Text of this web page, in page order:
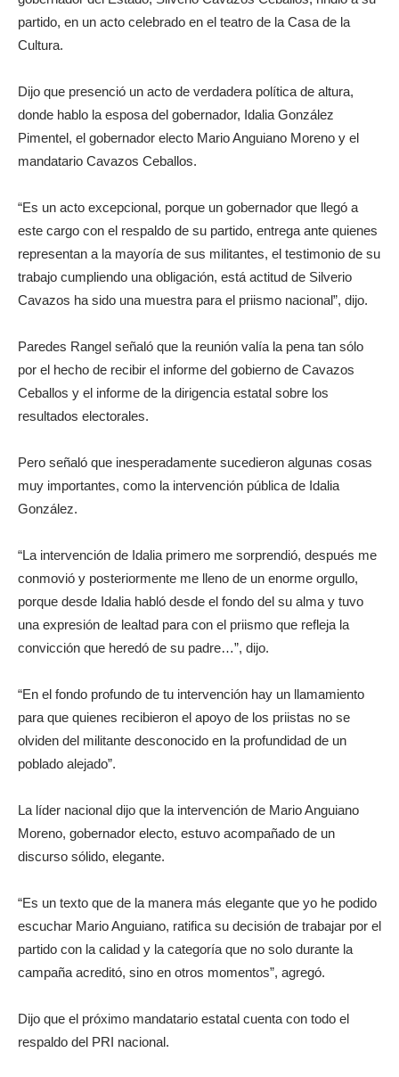
partido, en un acto celebrado en el teatro de la Casa de la
Cultura.
Dijo que presenció un acto de verdadera política de altura,
donde hablo la esposa del gobernador, Idalia González
Pimentel, el gobernador electo Mario Anguiano Moreno y el
mandatario Cavazos Ceballos.
“Es un acto excepcional, porque un gobernador que llegó a
este cargo con el respaldo de su partido, entrega ante quienes
representan a la mayoría de sus militantes, el testimonio de su
trabajo cumpliendo una obligación, está actitud de Silverio
Cavazos ha sido una muestra para el priismo nacional”, dijo.
Paredes Rangel señaló que la reunión valía la pena tan sólo
por el hecho de recibir el informe del gobierno de Cavazos
Ceballos y el informe de la dirigencia estatal sobre los
resultados electorales.
Pero señaló que inesperadamente sucedieron algunas cosas
muy importantes, como la intervención pública de Idalia
González.
“La intervención de Idalia primero me sorprendió, después me
conmovió y posteriormente me lleno de un enorme orgullo,
porque desde Idalia habló desde el fondo del su alma y tuvo
una expresión de lealtad para con el priismo que refleja la
convicción que heredó de su padre…”, dijo.
“En el fondo profundo de tu intervención hay un llamamiento
para que quienes recibieron el apoyo de los priistas no se
olviden del militante desconocido en la profundidad de un
poblado alejado”.
La líder nacional dijo que la intervención de Mario Anguiano
Moreno, gobernador electo, estuvo acompañado de un
discurso sólido, elegante.
“Es un texto que de la manera más elegante que yo he podido
escuchar Mario Anguiano, ratifica su decisión de trabajar por el
partido con la calidad y la categoría que no solo durante la
campaña acreditó, sino en otros momentos”, agregó.
Dijo que el próximo mandatario estatal cuenta con todo el
respaldo del PRI nacional.